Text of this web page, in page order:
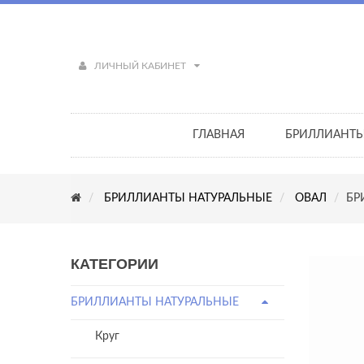
ЛИЧНЫЙ КАБИНЕТ
ГЛАВНАЯ
БРИЛЛИАНТЫ НАТУРАЛЬНЫЕ ОВАЛ
КАТЕГОРИИ
БРИЛЛИАНТЫ НАТУРАЛЬНЫЕ
Круг